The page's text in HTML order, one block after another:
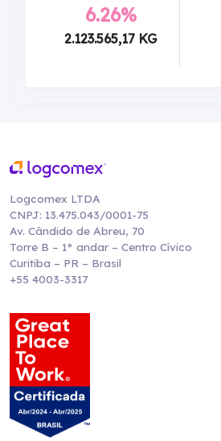
6.26%
2.123.565,17 KG
Logcomex LTDA
CNPJ: 13.475.043/0001-75
Av. Cândido de Abreu, 70
Torre B – 1° andar – Centro Cívico
Curitiba – PR – Brasil
+55 4003-3317